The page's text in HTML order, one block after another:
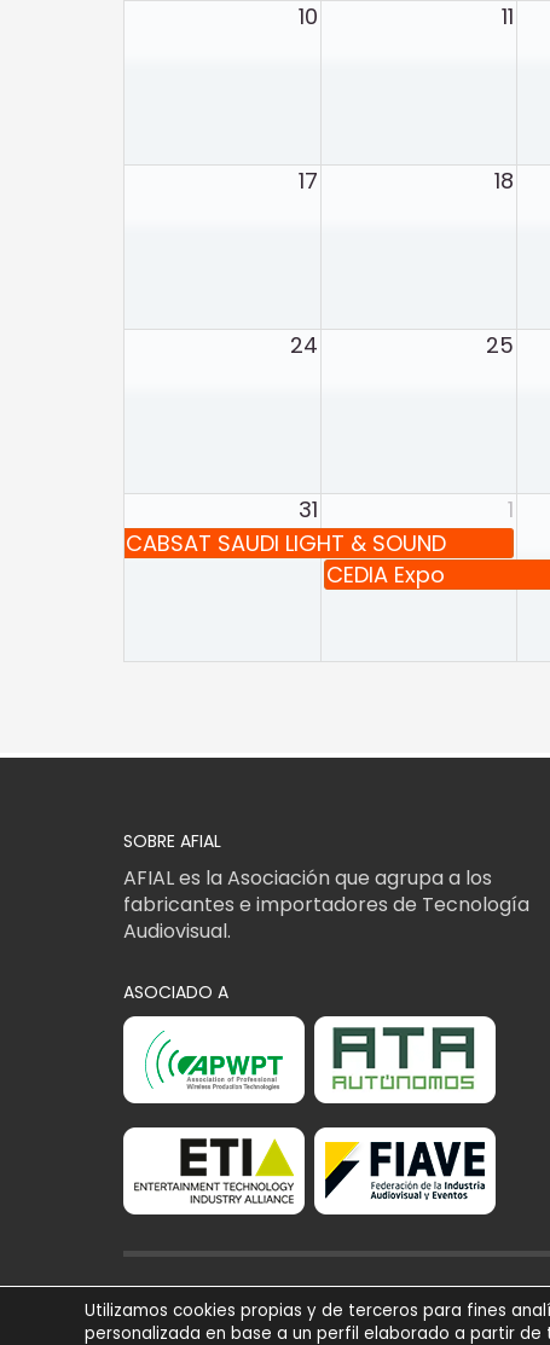
10 11
17 18
24 25
31 1
CABSAT SAUDI LIGHT & SOUND
CEDIA Expo
SOBRE AFIAL
AFIAL es la Asociación que agrupa a los
fabricantes e importadores de Tecnología
Audiovisual.
ASOCIADO A
AFIAL Asociación ©
Todos los derechos
Utilizamos cookies propias y de terceros para fines
personalizada en base a un perfil elaborado a partir